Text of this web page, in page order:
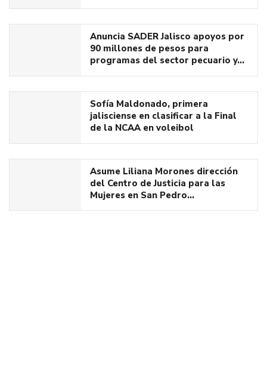
Anuncia SADER Jalisco apoyos por
90 millones de pesos para
programas del sector pecuario y…
Sofía Maldonado, primera
jalisciense en clasificar a la Final
de la NCAA en voleibol
Asume Liliana Morones dirección
del Centro de Justicia para las
Mujeres en San Pedro…